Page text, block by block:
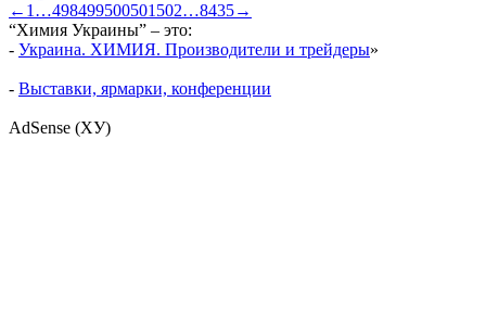
← 1 …498499500501 502…8435→
“Химия Украины” – это:
- Украина. ХИМИЯ. Производители и трейдеры»
- Выставки, ярмарки, конференции
AdSense (ХУ)